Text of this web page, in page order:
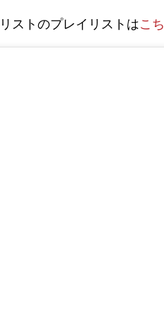
ストのプレイリストはこ